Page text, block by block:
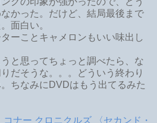
かった。だけど、結局最後まで
面白い。
ーことキャメロンもいい味出し
と思ってちょっと調べたら、な
だそうな。。。どういう終わり
ちなみにDVDはもう出てるみた